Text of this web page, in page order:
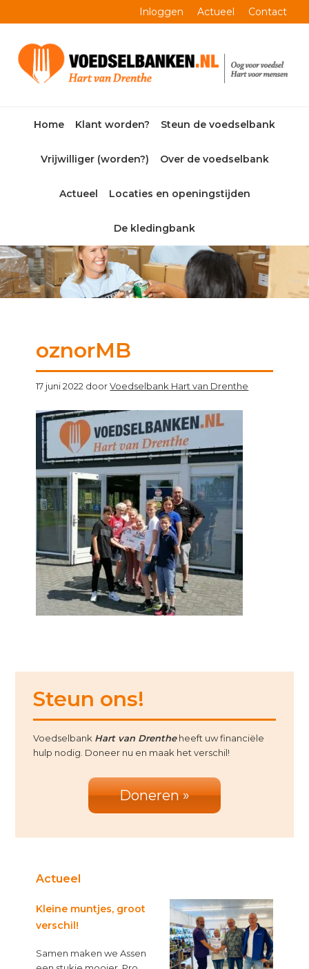
to
navigation
to
content
to
sidebar
to
Inloggen Actueel Contact
Home Klant worden? Steun de voedselbank
Vrijwilliger (worden?) Over de voedselbank
Actueel Locaties en openingstijden
De kledingbank
oznorMB
17 juni 2022 doorVoedselbank Hart van Drenthe
Primary
Sidebar
Steun ons!
Voedselbank Hart van Drentheheeft uw financiële
hulp nodig. Doneer nu en maak het verschil!
Doneren »
Actueel
Kleine muntjes, groot
verschil!
Samen maken we Assen